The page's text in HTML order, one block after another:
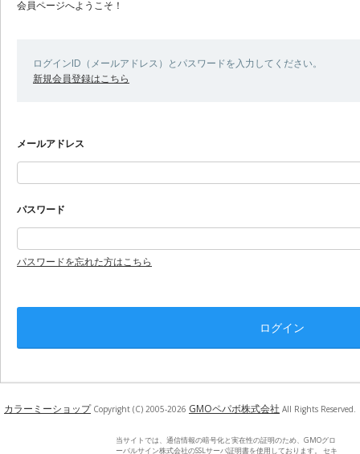
会員ページへようこそ！
ログインID（メールアドレス）とパスワードを入力してください。
新規会員登録はこちら
メールアドレス
パスワード
パスワードを忘れた方はこちら
カラーミーショップCopyright (C) 2005-2026 GMOペパボ株式会社 All Rights Reserved.
当サイトでは、通信情報の暗号化と実在性の証明のため、GMOグロ
ーバルサイン株式会社のSSLサーバ証明書を使用しております。 セキ